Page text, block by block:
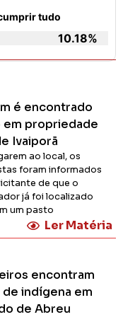
tudo
10.18%
é encontrado
em propriedade
Ivaiporã
ao local, os
foram informados
de que o
já foi localizado
um pasto
Ler Matéria
encontram
indígena em
de Abreu